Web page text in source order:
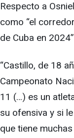
Respecto a
como “el
de Cuba en
“Castillo, de 18
Campeonato
11 (…) es un
su ofensiva y si
que tiene